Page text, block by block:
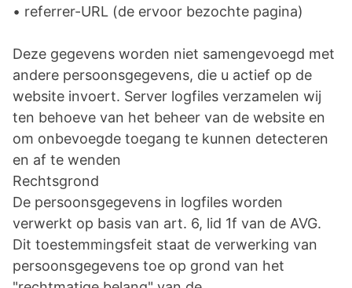
• referrer-URL (de ervoor bezochte pagina)
Deze gegevens worden niet samengevoegd met
andere persoonsgegevens, die u actief op de
website invoert. Server logfiles verzamelen wij
ten behoeve van het beheer van de website en
om onbevoegde toegang te kunnen detecteren
en af te wenden
Rechtsgrond
De persoonsgegevens in logfiles worden
verwerkt op basis van art. 6, lid 1f van de AVG.
Dit toestemmingsfeit staat de verwerking van
persoonsgegevens toe op grond van het